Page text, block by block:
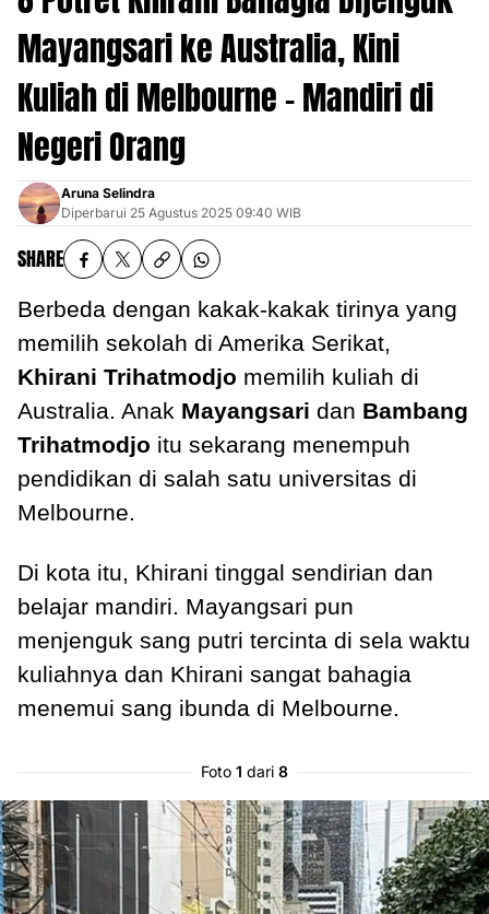
Mayangsari ke Australia, Kini
Kuliah di Melbourne - Mandiri di
Negeri Orang
Aruna Selindra
Diperbarui 25 Agustus 2025 09:40 WIB
SHARE
Berbeda dengan kakak-kakak tirinya yang
memilih sekolah di Amerika Serikat,
Khirani Trihatmodjo memilih kuliah di
Australia. Anak Mayangsari dan Bambang
Trihatmodjo itu sekarang menempuh
pendidikan di salah satu universitas di
Melbourne.
Di kota itu, Khirani tinggal sendirian dan
belajar mandiri. Mayangsari pun
menjenguk sang putri tercinta di sela waktu
kuliahnya dan Khirani sangat bahagia
menemui sang ibunda di Melbourne.
Foto 1 dari 8